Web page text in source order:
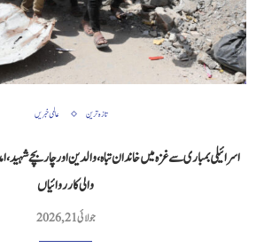
تازہ ترین عالمی خبریں
اسرائیلی بمباری سے غزہ میں خاندان تباہ، والدین اور چار بچے
والی کارروائیاں
جولائی 21, 2026